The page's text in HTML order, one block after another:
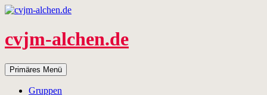
Zum
springen
cvjm-alchen.de
Suchen
Primäres Menü
Gruppen